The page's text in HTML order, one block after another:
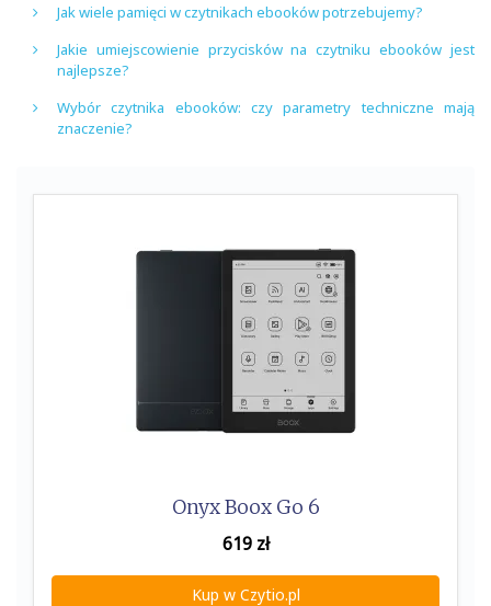
Jak wiele pamięci w czytnikach ebooków potrzebujemy?
Jakie umiejscowienie przycisków na czytniku ebooków jest
najlepsze?
Wybór czytnika ebooków: czy parametry techniczne mają
znaczenie?
Onyx Boox Go 6
619zł
Kup w Czytio.pl